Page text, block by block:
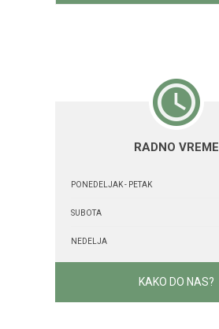
RADNO VREME
PONEDELJAK - PETAK
SUBOTA
NEDELJA
KAKO DO NAS?